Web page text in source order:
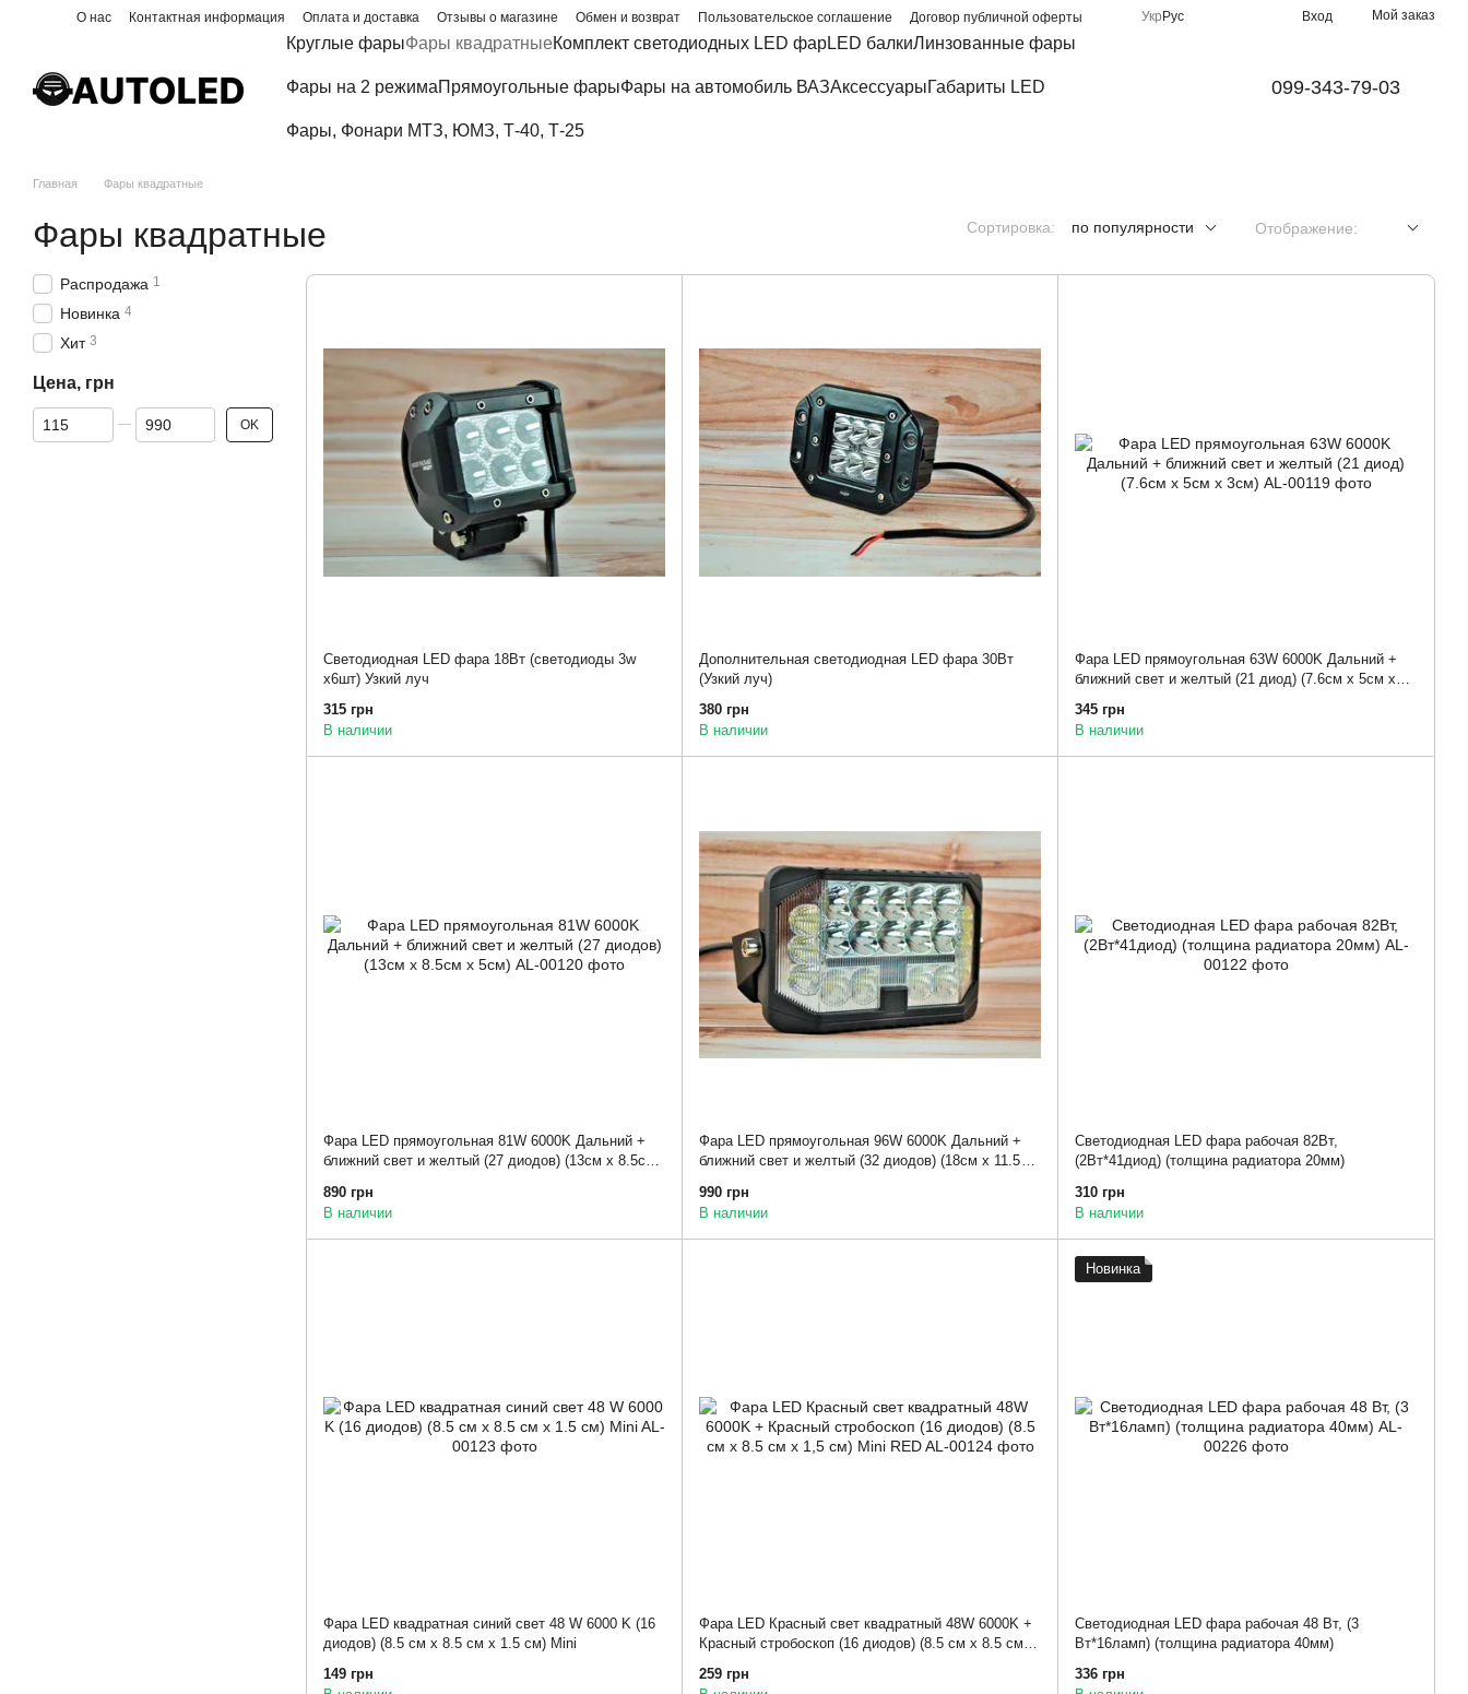
Перейти к основному контенту
О нас Контактная информация Оплата и доставка Отзывы о магазине Обмен и возврат Пользовательское соглашение
Договор публичной оферты
Укр Рус Вход Мой заказ
Круглые фарыФары квадратныеКомплект светодиодных LED фарLED балкиЛинзованные фары
Фары на 2 режимаПрямоугольные фарыФары на автомобиль ВАЗАксессуарыГабариты LED
Фары, Фонари МТЗ, ЮМЗ, Т-40, Т-25
099-343-79-03
Главная Фары квадратные
Фары квадратные Сортировка: по популярности Отображение:
Светодиодная LED фара 18Вт (светодиоды 3w
х6шт) Узкий луч
315 грн
В наличии
Дополнительная светодиодная LED фара 30Вт
(Узкий луч)
380 грн
В наличии
Фара LED прямоугольная 63W 6000K Дальний +
ближний свет и желтый (21 диод) (7.6см х 5см х
345 грн
В наличии
Фара LED прямоугольная 81W 6000K Дальний +
ближний свет и желтый (27 диодов) (13см х 8.5см
890 грн
В наличии
Фара LED прямоугольная 96W 6000K Дальний +
ближний свет и желтый (32 диодов) (18см х 11.5см
990 грн
В наличии
Светодиодная LED фара рабочая 82Вт,
(2Вт*41диод) (толщина радиатора 20мм)
310 грн
В наличии
Фара LED квадратная синий свет 48 W 6000 K (16
диодов) (8.5 см х 8.5 см х 1.5 см) Mini
149 грн
Фара LED Красный свет квадратный 48W 6000K +
Красный стробоскоп (16 диодов) (8.5 см х 8.5 см х
259 грн
Новинка
Светодиодная LED фара рабочая 48 Вт, (3
Вт*16ламп) (толщина радиатора 40мм)
336 грн
Распродажа 1
Новинка 4
Хит 3
Цена, грн
От Цена, грн
До Цена, грн OK